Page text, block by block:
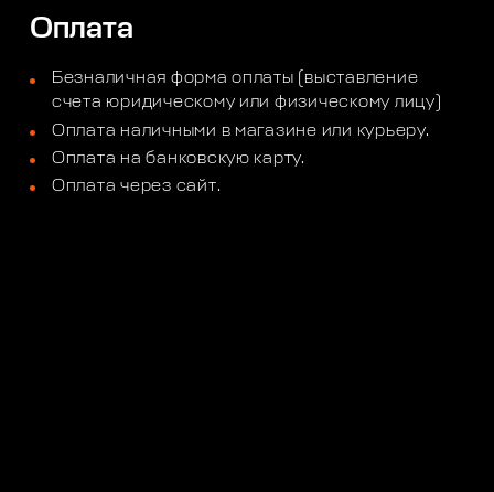
Оплата
Безналичная форма оплаты (выставление
счета юридическому или физическому лицу)
Оплата наличными в магазине или курьеру.
Оплата на банковскую карту.
Оплата через сайт.